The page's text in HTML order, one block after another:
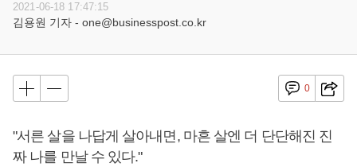
2021-06-18 17:47:15
김용원 기자 - one@businesspost.co.kr
0
"서른 살을 나답게 살아내면, 마흔 살엔 더 단단해진 진
짜 나를 만날 수 있다."